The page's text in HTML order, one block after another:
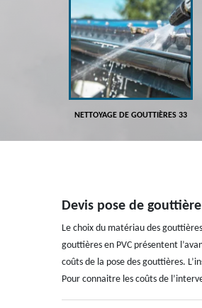
NETTOYAGE DE GOUTTIÈRES 33
Devis pose de
Le choix du matériau des
gouttières en PVC présentent
coûts de la pose des gouttières.
Pour connaitre les coûts de